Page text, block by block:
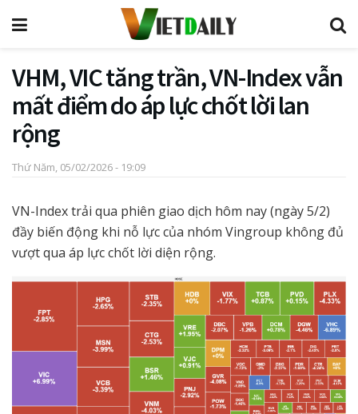
VHM, VIC tăng trần, VN-Index vẫn
mất điểm do áp lực chốt lời lan
rộng
Thứ Năm, 05/02/2026 - 19:09
VN-Index trải qua phiên giao dịch hôm nay (ngày 5/2)
đầy biến động khi nỗ lực của nhóm Vingroup không đủ
vượt qua áp lực chốt lời diện rộng.